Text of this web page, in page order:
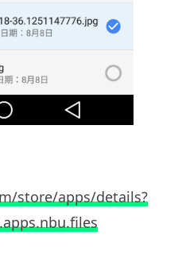
store/apps/details?